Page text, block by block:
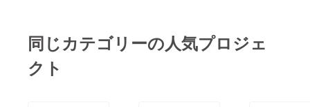
です。今日までたくさ
んの応援メッセージや
同じカテゴリーの人気プロジェ
クト